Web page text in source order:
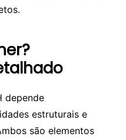
depende
estruturais e
são elementos